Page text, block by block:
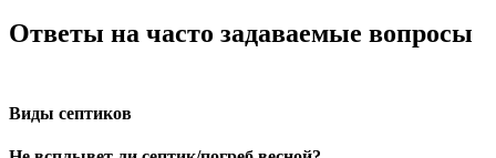
Ответы на часто задаваемые вопросы
Виды септиков